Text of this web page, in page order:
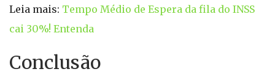
Leia mais: Tempo Médio de Espera da fila do INSS
cai 30%! Entenda
Conclusão